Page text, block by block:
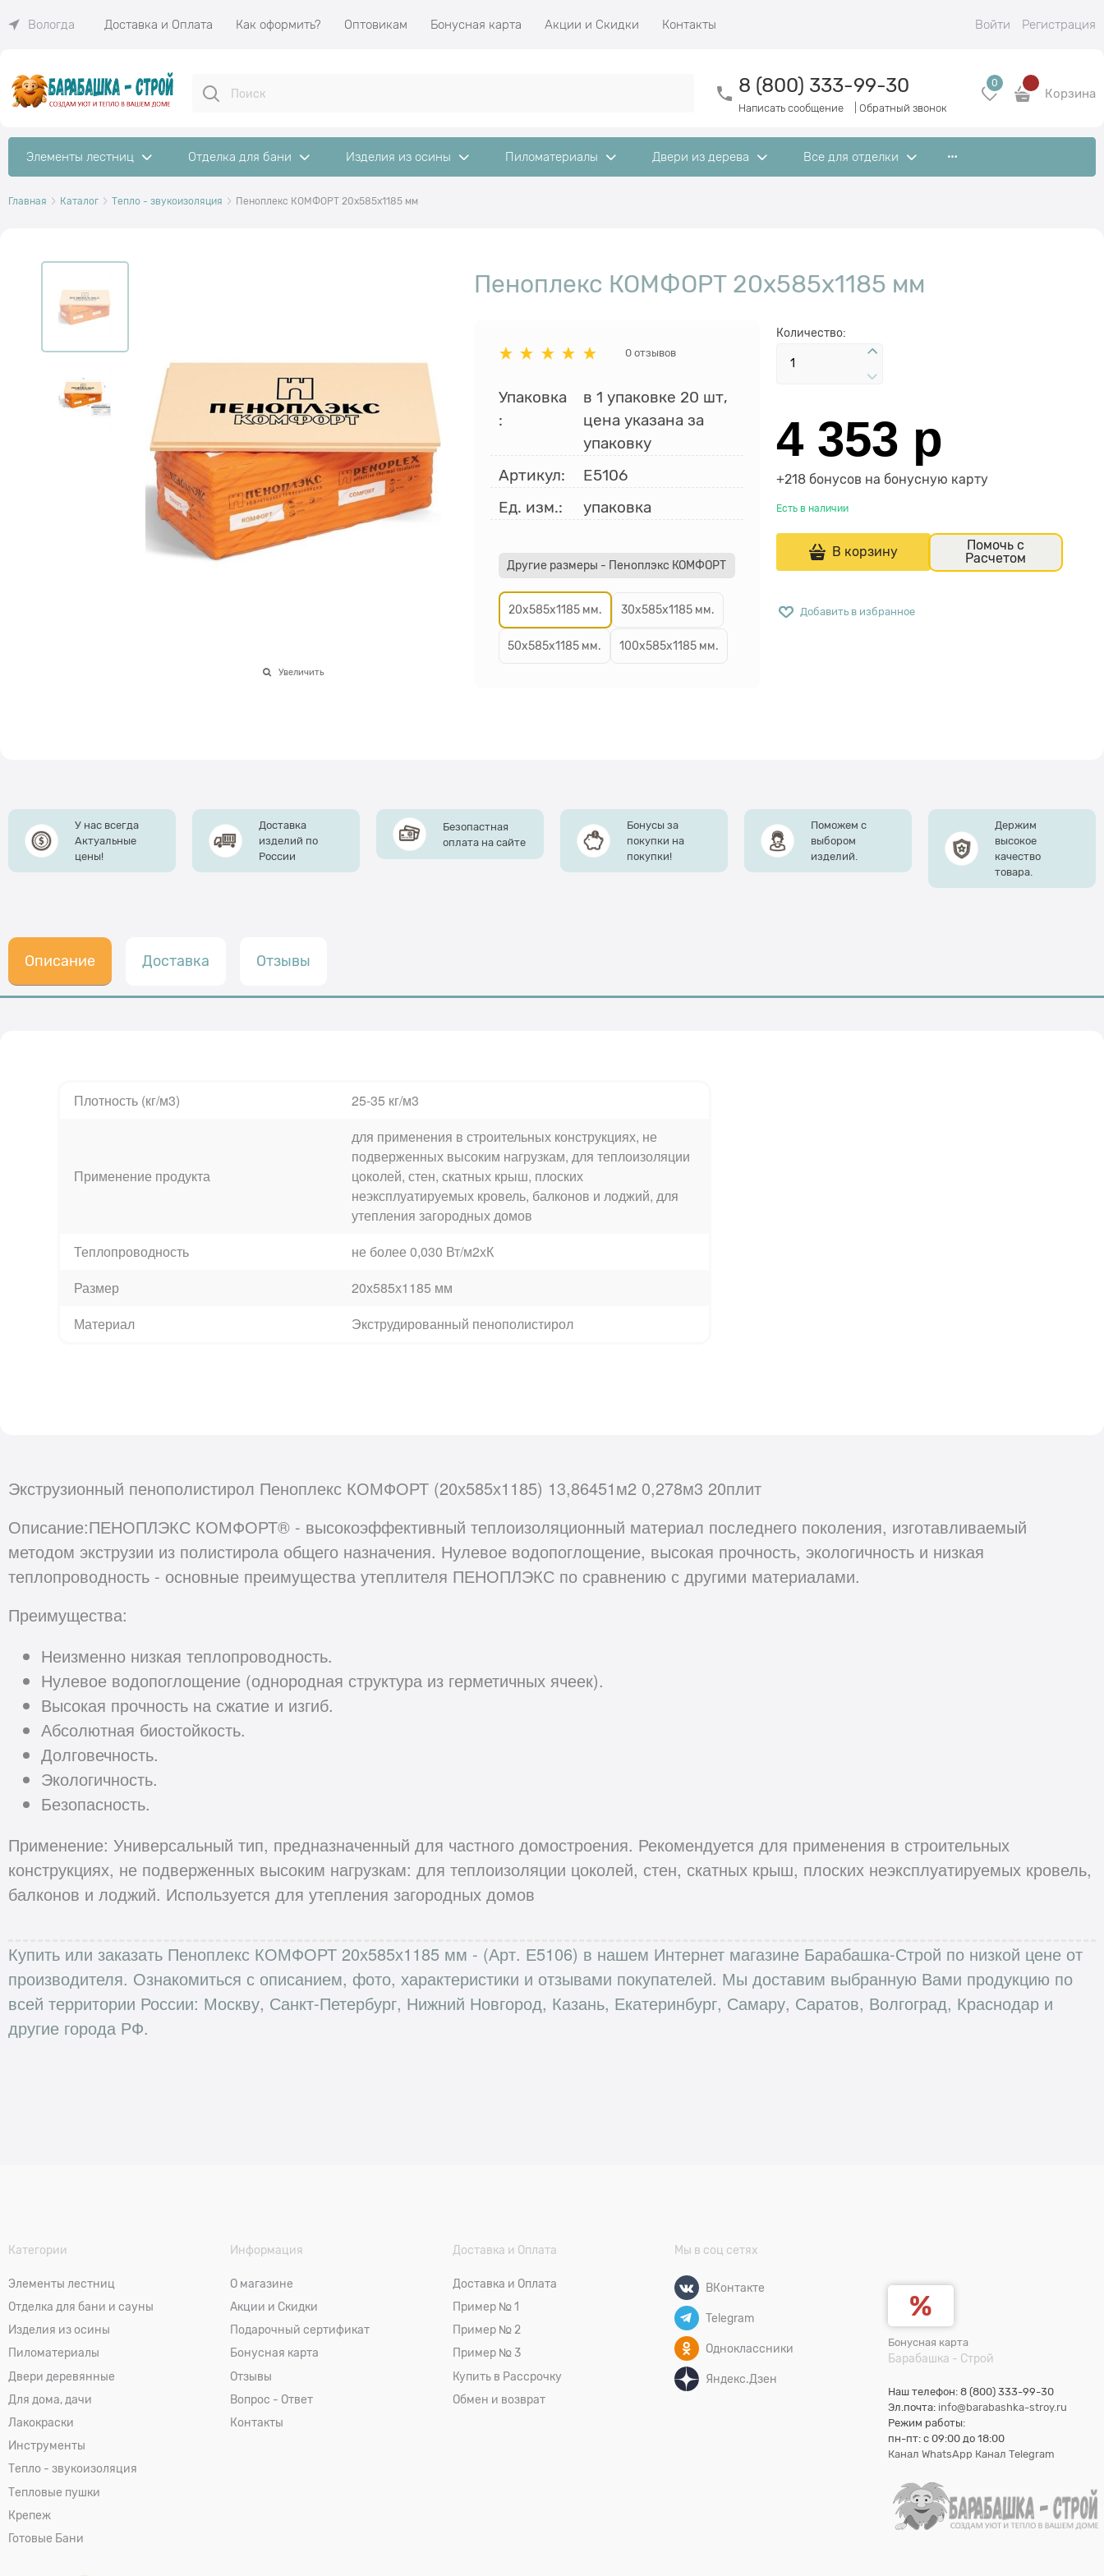
Вологда Доставка и Оплата Как оформить? Оптовикам Бонусная карта Акции и Скидки Контакты Войти Регистрация
8 (800) 333-99-30
Написать сообщение Обратный звонок
0
Корзина
Элементы лестниц Отделка для бани Изделия из осины Пиломатериалы Двери из дерева Все для отделки
Главная Каталог Тепло - звукоизоляция Пеноплекс КОМФОРТ 20х585х1185 мм
Увеличить
Пеноплекс КОМФОРТ 20х585х1185 мм
0 отзывов
Упаковка
:
в 1 упаковке 20 шт,
цена указана за
упаковку
Артикул:
Е5106
Ед. изм.:
упаковка
Другие размеры - Пеноплэкс КОМФОРТ
20х585х1185 мм. 30х585х1185 мм.
50х585х1185 мм. 100х585х1185 мм.
Количество:
4 353 р
+218 бонусов на бонусную карту
Есть в наличии
В корзину
Помочь с
Расчетом
Добавить в избранное
У нас всегда
Актуальные
цены!
Доставка
изделий по
России
Безопастная
оплата на сайте
Бонусы за
покупки на
покупки!
Поможем с
выбором
изделий.
Держим
высокое
качество
товара.
Описание Доставка Отзывы
Плотность (кг/м3) 25-35 кг/м3
Применение продукта
для применения в строительных конструкциях, не
подверженных высоким нагрузкам, для теплоизоляции
цоколей, стен, скатных крыш, плоских
неэксплуатируемых кровель, балконов и лоджий, для
утепления загородных домов
Теплопроводность
не более 0,030 Вт/м2хК
Размер
20х585х1185 мм
Материал
Экструдированный пенополистирол
Экструзионный пенополистирол Пеноплекс КОМФОРТ (20х585х1185) 13,86451м2 0,278м3 20плит
Описание:ПЕНОПЛЭКС КОМФОРТ® - высокоэффективный теплоизоляционный материал последнего поколения, изготавливаемый
методом экструзии из полистирола общего назначения. Нулевое водопоглощение, высокая прочность, экологичность и низкая
теплопроводность - основные преимущества утеплителя ПЕНОПЛЭКС по сравнению с другими материалами.
Преимущества:
Неизменно низкая теплопроводность.
Нулевое водопоглощение (однородная структура из герметичных ячеек).
Высокая прочность на сжатие и изгиб.
Абсолютная биостойкость.
Долговечность.
Экологичность.
Безопасность.
Применение: Универсальный тип, предназначенный для частного домостроения. Рекомендуется для применения в строительных
конструкциях, не подверженных высоким нагрузкам: для теплоизоляции цоколей, стен, скатных крыш, плоских неэксплуатируемых кровель,
балконов и лоджий. Используется для утепления загородных домов
Купить или заказать Пеноплекс КОМФОРТ 20х585х1185 мм - (Арт. Е5106) в нашем Интернет магазине Барабашка-Строй по низкой цене от
производителя. Ознакомиться с описанием, фото, характеристики и отзывами покупателей. Мы доставим выбранную Вами продукцию по
всей территории России: Москву, Санкт-Петербург, Нижний Новгород, Казань, Екатеринбург, Самару, Саратов, Волгоград, Краснодар и
другие города РФ.
Категории
Элементы лестниц
Отделка для бани и сауны
Изделия из осины
Пиломатериалы
Двери деревянные
Для дома, дачи
Лакокраски
Инструменты
Тепло - звукоизоляция
Тепловые пушки
Крепеж
Готовые Бани
Информация
О магазине
Акции и Скидки
Подарочный сертификат
Бонусная карта
Отзывы
Вопрос - Ответ
Контакты
Доставка и Оплата
Доставка и Оплата
Пример № 1
Пример № 2
Пример № 3
Купить в Рассрочку
Обмен и возврат
Мы в соц сетях
ВКонтакте
Telegram
Одноклассники
Яндекс.Дзен
Бонусная карта
Барабашка - Строй
Наш телефон: 8 (800) 333-99-30
Эл.почта: info@barabashka-stroy.ru
Режим работы:
пн-пт: c 09:00 до 18:00
Канал WhatsApp Канал Telegram